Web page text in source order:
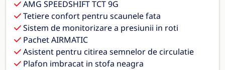
AMG SPEEDSHIFT TCT 9G
Tetiere confort pentru scaunele fata
Sistem de monitorizare a presiunii in roti
Pachet AIRMATIC
Asistent pentru citirea semnelor de circulatie
Plafon imbracat in stofa neagra